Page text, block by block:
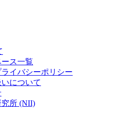
ス一覧
イバシーポリシー
について
究所 (NII)